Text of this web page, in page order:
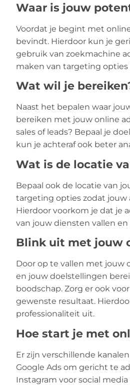
Waar is jouw
Voordat je begint met
bevindt. Hierdoor kun je
gebruik van zoekmachine
maken van targeting
Wat wil je
Naast het bepalen waar
bereiken met jouw online
sales of leads? Bepaal je
kun je achteraf ook beter
Wat is de locatie
Bepaal ook de locatie van
targeting opties zodat jouw
Hierdoor voorkom je dat je
van jouw diensten vallen
Blink uit met jouw
Door op te vallen met jouw
en jouw doelstellingen
boodschap. Zorg er ook
gewenste resultaat.
professionaliteit uit.
Hoe start je met
Er zijn verschillende
Google Ads om gericht te
Instagram voor social